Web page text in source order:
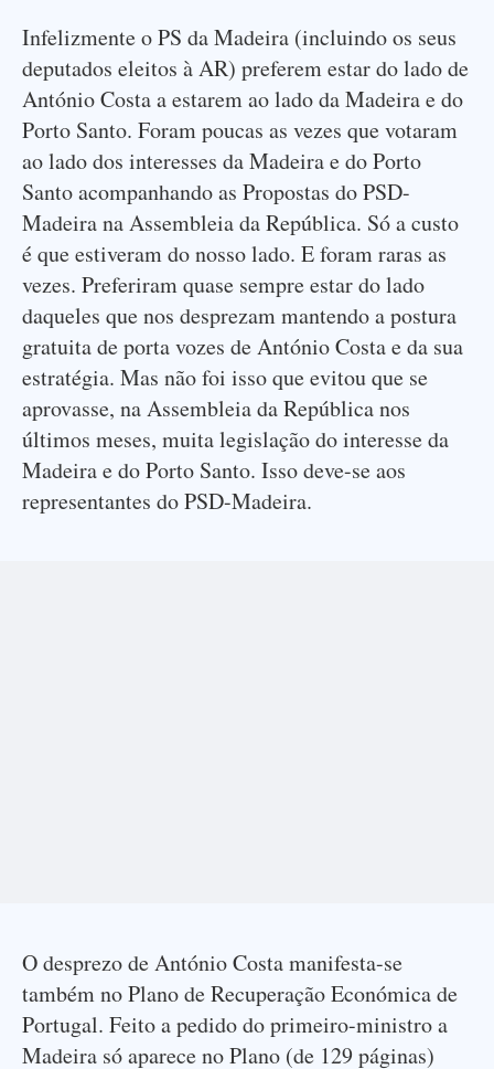
Infelizmente o PS da Madeira (incluindo os seus
deputados eleitos à AR) preferem estar do lado de
António Costa a estarem ao lado da Madeira e do
Porto Santo. Foram poucas as vezes que votaram
ao lado dos interesses da Madeira e do Porto
Santo acompanhando as Propostas do PSD-
Madeira na Assembleia da República. Só a custo
é que estiveram do nosso lado. E foram raras as
vezes. Preferiram quase sempre estar do lado
daqueles que nos desprezam mantendo a postura
gratuita de porta vozes de António Costa e da sua
estratégia. Mas não foi isso que evitou que se
aprovasse, na Assembleia da República nos
últimos meses, muita legislação do interesse da
Madeira e do Porto Santo. Isso deve-se aos
representantes do PSD-Madeira.
O desprezo de António Costa manifesta-se
também no Plano de Recuperação Económica de
Portugal. Feito a pedido do primeiro-ministro a
Madeira só aparece no Plano (de 129 páginas)